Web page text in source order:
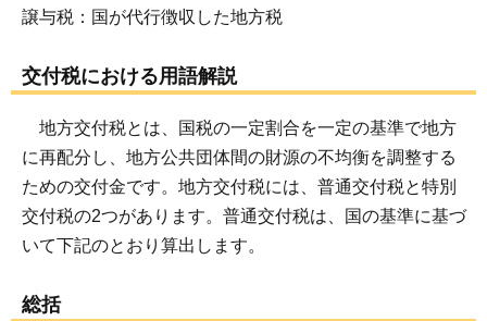
譲与税：国が代行徴収した地方税
交付税における用語解説
地方交付税とは、国税の一定割合を一定の基準で地方
に再配分し、地方公共団体間の財源の不均衡を調整する
ための交付金です。地方交付税には、普通交付税と特別
交付税の2つがあります。普通交付税は、国の基準に基づ
いて下記のとおり算出します。
総括